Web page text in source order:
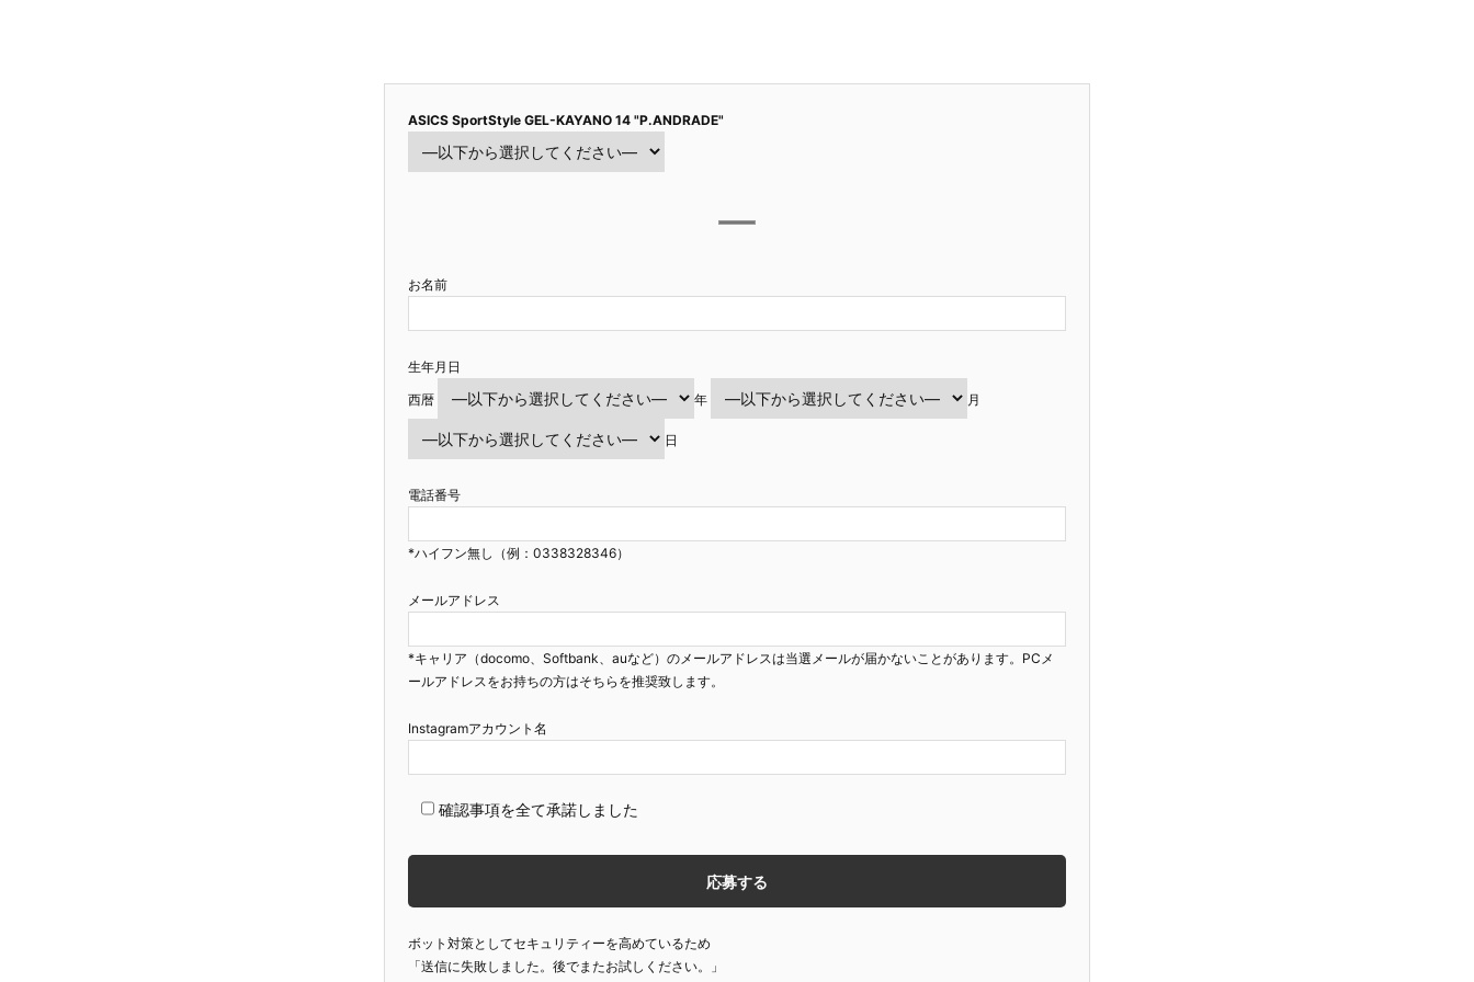
ASICS SportStyle GEL-KAYANO 14 "P.ANDRADE"
お名前
生年月日
西暦
年 月
日
電話番号
*ハイフン無し（例：0338328346）
メールアドレス
*キャリア（docomo、Softbank、auなど）のメールアドレスは当選メールが届かないことがあります。PCメ
ールアドレスをお持ちの方はそちらを推奨致します。
Instagramアカウント名
確認事項を全て承諾しました
ボット対策としてセキュリティーを高めているため
「送信に失敗しました。後でまたお試しください。」